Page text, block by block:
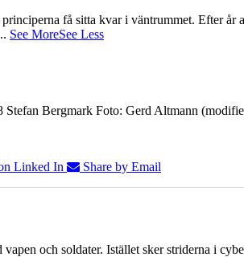
få sitta kvar i väntrummet. Efter
See MoreSee Less
Bergmark Foto: Gerd Altmann
Linked In Share by Email
och soldater. Istället sker striderna i